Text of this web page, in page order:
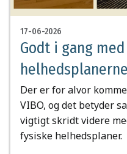
17-06-2026
Godt i gang
helhedsplanerne
Der er for alvor
VIBO, og det betyder
vigtigt skridt videre
fysiske helhedsplaner.